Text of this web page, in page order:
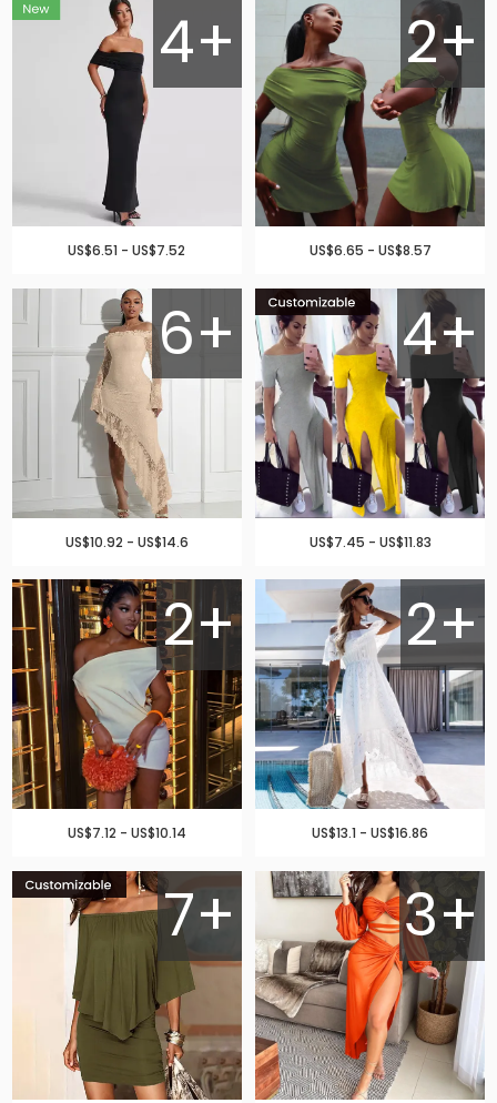
4+
US$6.51 - US$7.52
2+
US$6.65 - US$8.57
6+
US$10.92 - US$14.6
4+
US$7.45 - US$11.83
2+
US$7.12 - US$10.14
2+
US$13.1 - US$16.86
7+ 3+